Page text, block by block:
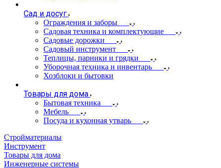
Сад и досуг
Ограждения и заборы
Садовая техника и комплектующие
Садовые дорожки
Садовый инструмент
Теплицы, парники и грядки
Уборочная техника и инвентарь
Хозблоки и бытовки
Товары для дома
Бытовая техника
Мебель
Посуда и кухонная утварь
Стройматериалы
Инструмент
Товары для дома
Инженерные системы